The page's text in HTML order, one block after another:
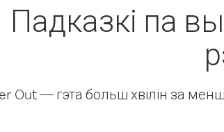
Падказкі па
Out — гэта больш хвілін за